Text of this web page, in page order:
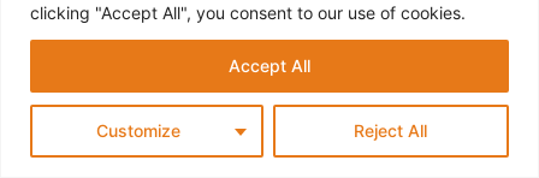
clicking "Accept All", you consent to our use of cookies.
Customize Reject All
Accept All